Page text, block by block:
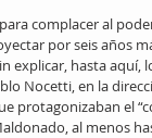
complacer al
por seis años
explicar, hasta aquí,
Nocetti, en la
protagonizaban el
al menos